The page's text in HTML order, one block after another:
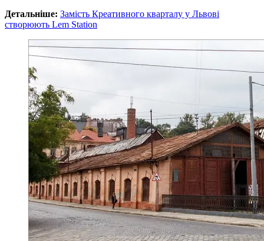
Детальніше: Замість Креативного кварталу у Львові
створюють Lem Station